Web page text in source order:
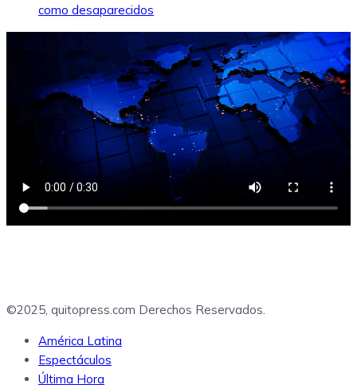
como desaparecidos
©2025, quitopress.com Derechos Reservados.
América Latina
Espectáculos
Última Hora